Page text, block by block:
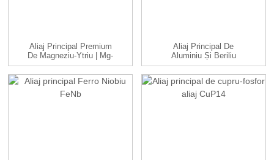
Aliaj Principal Premium
De Magneziu-Ytriu | Mg-
Y A...
Aliaj Principal De
Aluminiu Și Beriliu
AlBe5 AlBe3